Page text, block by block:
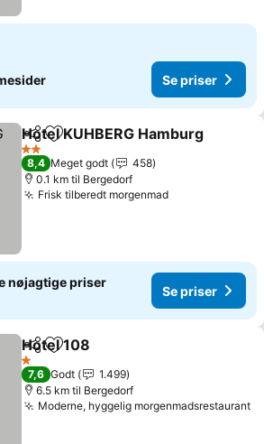
Se priser
Del Føj til favoritter
Hotel KUHBERG Hamburg
2 Stjerner
8,4 Meget godt
458
0.1 km til Bergedorf
Frisk tilberedt morgenmad
nøjagtige priser
Se priser
Del Føj til favoritter
Hotel 108
1 Stjerner
7,6 Godt
1.499
6.5 km til Bergedorf
Moderne, hyggelig morgenmadsrestaurant